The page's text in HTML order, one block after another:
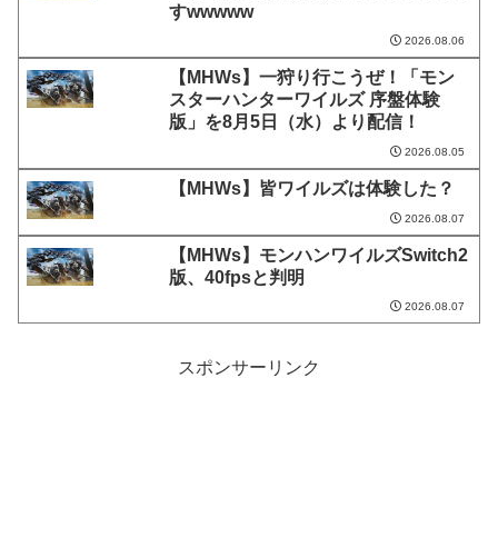
すwwwww
2026.08.06
【MHWs】一狩り行こうぜ！「モン
スターハンターワイルズ 序盤体験
版」を8月5日（水）より配信！
2026.08.05
【MHWs】皆ワイルズは体験した？
2026.08.07
【MHWs】モンハンワイルズSwitch2
版、40fpsと判明
2026.08.07
スポンサーリンク